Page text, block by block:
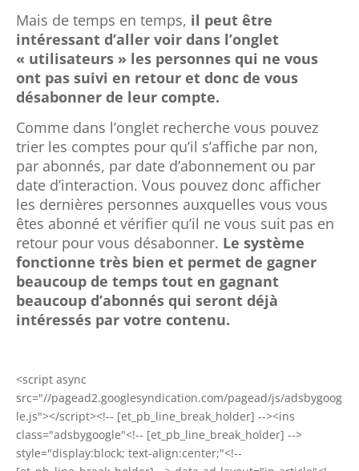
Mais de temps en temps, il peut être
intéressant d’aller voir dans l’onglet
« utilisateurs » les personnes qui ne vous
ont pas suivi en retour et donc de vous
désabonner de leur compte.
Comme dans l’onglet recherche vous pouvez
trier les comptes pour qu’il s’affiche par non,
par abonnés, par date d’abonnement ou par
date d’interaction. Vous pouvez donc afficher
les dernières personnes auxquelles vous vous
êtes abonné et vérifier qu’il ne vous suit pas en
retour pour vous désabonner. Le système
fonctionne très bien et permet de gagner
beaucoup de temps tout en gagnant
beaucoup d’abonnés qui seront déjà
intéressés par votre contenu.
<script async
src="//pagead2.googlesyndication.com/pagead/js/adsbygoog
le.js"></script><!-- [et_pb_line_break_holder] --><ins
class="adsbygoogle"<!-- [et_pb_line_break_holder] -->
style="display:block; text-align:center;"<!--